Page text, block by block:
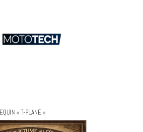
« T-PLANE »